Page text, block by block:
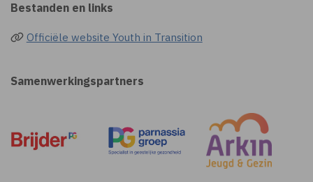
Bestanden en links
Officiële website Youth in Transition
Samenwerkingspartners